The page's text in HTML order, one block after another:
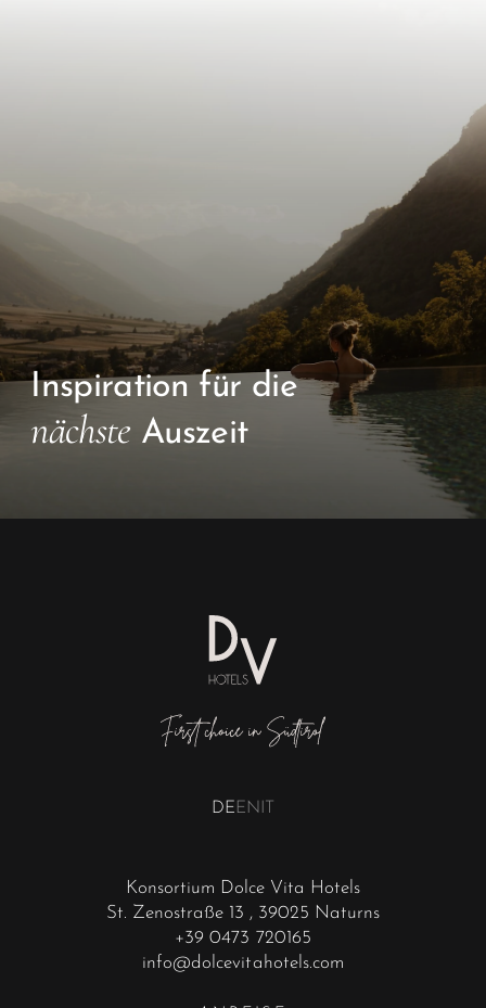
Konsortium Dolce Vita Hotels
St. Zenostraße 13 , 39025 Naturns
+39 0473 720165
info@dolcevitahotels.com
DEEN